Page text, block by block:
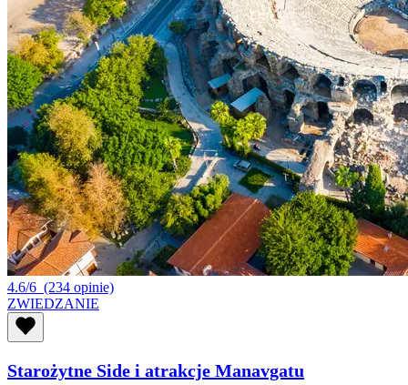
4.6/6 (234 opinie)
ZWIEDZANIE
Starożytne Side i atrakcje Manavgatu